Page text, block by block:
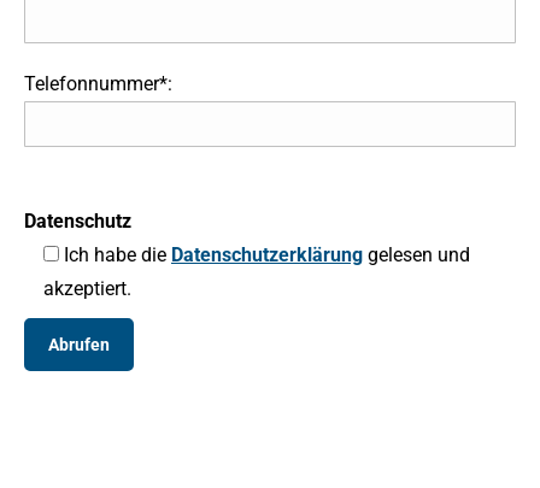
Telefonnummer*:
Datenschutz
Ich habe die Datenschutzerklärung gelesen und
akzeptiert.